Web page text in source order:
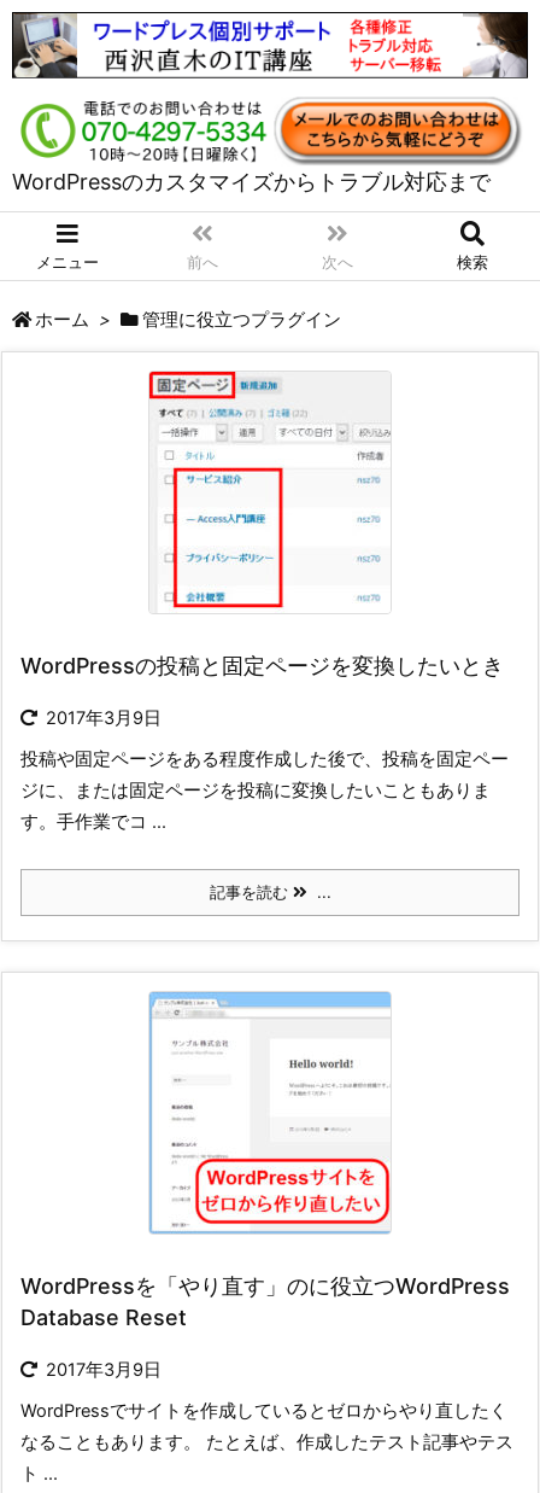
WordPressのカスタマイズからトラブル対応まで
メニュー 前へ 次へ 検索
ホーム > 管理に役立つプラグイン
WordPressの投稿と固定ページを変換したいとき
2017年3月9日
投稿や固定ページをある程度作成した後で、投稿を固定ペー
ジに、または固定ページを投稿に変換したいこともありま
す。手作業でコ ...
記事を読む ...
WordPressを「やり直す」のに役立つWordPress
Database Reset
2017年3月9日
WordPressでサイトを作成しているとゼロからやり直したく
なることもあります。 たとえば、作成したテスト記事やテス
ト ...